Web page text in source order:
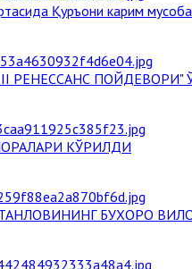
Қуръони карим
РЕНЕССАНС
КЎРИЛДИ
БУХОРО